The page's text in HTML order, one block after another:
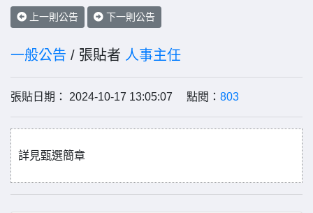
上一則公告 下一則公告
一般公告 / 張貼者 人事主任
張貼日期： 2024-10-17 13:05:07 點閱： 803
詳見甄選簡章